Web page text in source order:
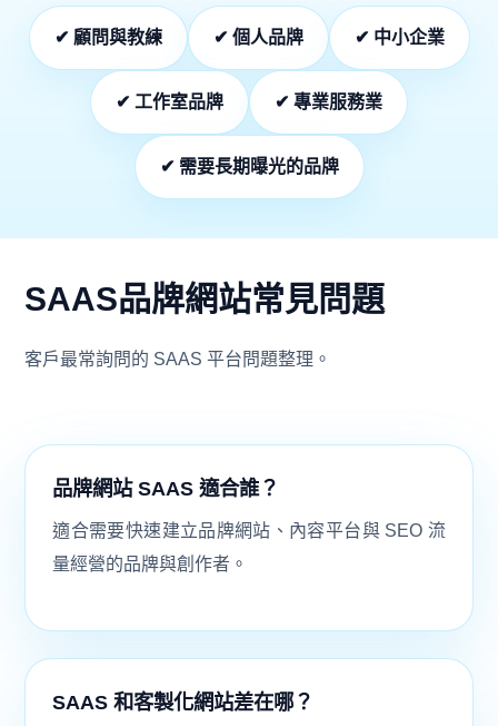
✔ 顧問與教練 ✔ 個人品牌 ✔ 中小企業
✔ 工作室品牌 ✔ 專業服務業
✔ 需要長期曝光的品牌
SAAS品牌網站常見問題
客戶最常詢問的 SAAS 平台問題整理。
品牌網站 SAAS 適合誰？
適合需要快速建立品牌網站、內容平台與 SEO 流
量經營的品牌與創作者。
SAAS 和客製化網站差在哪？